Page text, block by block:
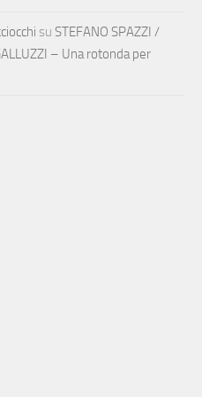
su STEFANO SPAZZI /
– Una rotonda per